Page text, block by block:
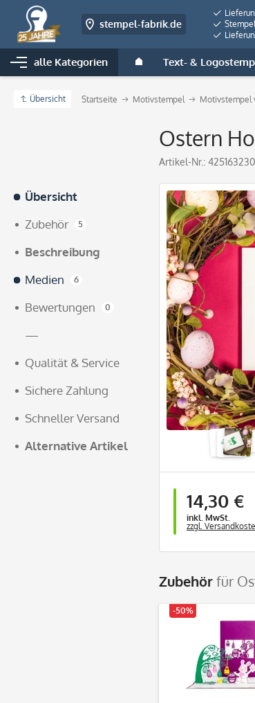
stempel-fabrik.de
alle Kategorien Text- &
Übersicht Startseite Motivstempel Motivstempel
Ostern
Artikel-Nr.:
Übersicht
Zubehör
5
Beschreibung
Medien
6
Bewertungen 0
—
Qualität & Service
Sichere Zahlung
Schneller Versand
Alternative Artikel
14,30 €
inkl. MwSt.
zzgl.
Zubehörfür
-50%